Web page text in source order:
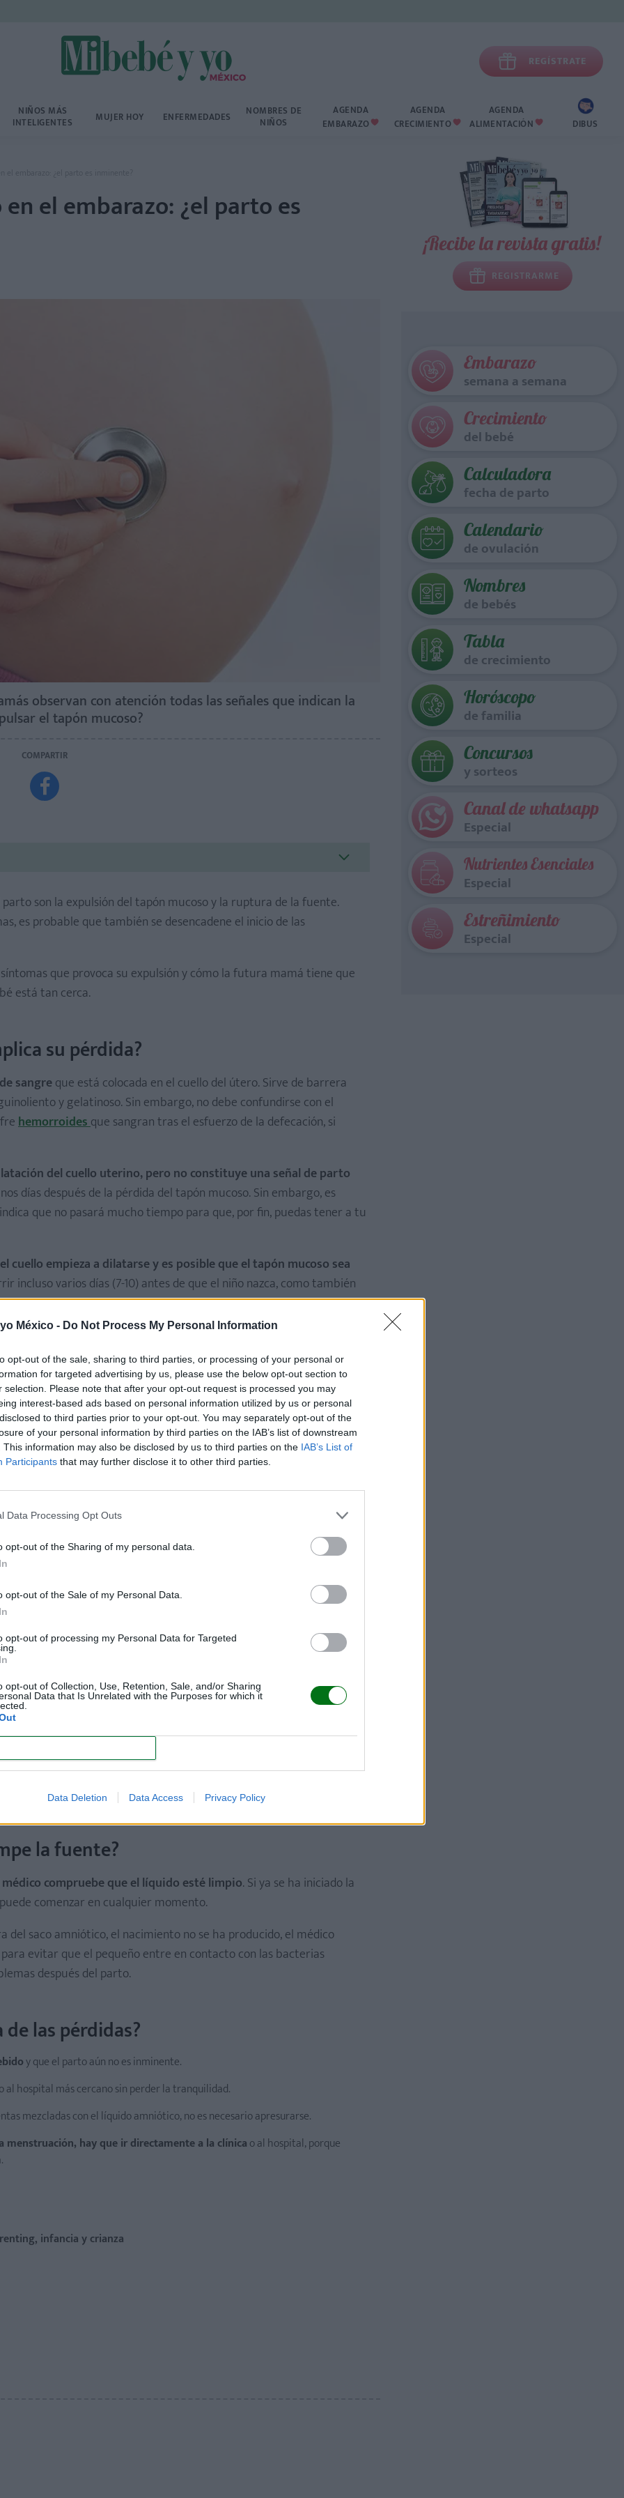
México - Do Not Process My Personal Information
opt-out of the sale, sharing to third parties, or processing of your personal or
for targeted advertising by us, please use the below opt-out section to
selection. Please note that after your opt-out request is processed you may
interest-based ads based on personal information utilized by us or personal
to third parties prior to your opt-out. You may separately opt-out of the
of your personal information by third parties on the IAB’s list of downstream
This information may also be disclosed by us to third parties on the IAB’s List of
Participants that may further disclose it to other third parties.
Data Processing Opt Outs
opt-out of the Sharing of my personal data.
opt-out of the Sale of my Personal Data.
opt-out of processing my Personal Data for Targeted
opt-out of Collection, Use, Retention, Sale, and/or Sharing
Data that Is Unrelated with the Purposes for which it
Data Deletion Data Access Privacy Policy
 REGÍSTRATE
NIÑOS MÁS
INTELIGENTES MUJER HOY ENFERMEDADES NOMBRES DE
NIÑOS
AGENDA
EMBARAZO 
AGENDA
CRECIMIENTO 
AGENDA
ALIMENTACIÓN  DIBUS
el embarazo: ¿el parto es inminente?
el embarazo: ¿el parto es
observan con atención todas las señales que indican la
el tapón mucoso?
COMPARTIR

son la expulsión del tapón mucoso y la ruptura de la fuente.
es probable que también se desencadene el inicio de las
que provoca su expulsión y cómo la futura mamá tiene que
está tan cerca.
su pérdida?
sangreque está colocada en el cuello del útero. Sirve de barrera
y gelatinoso. Sin embargo, no debe confundirse con el
hemorroidesque sangran tras el esfuerzo de la defecación, si
del cuello uterino, pero no constituye una señal de parto
días después de la pérdida del tapón mucoso. Sin embargo, es
que no pasará mucho tiempo para que, por fin, puedas tener a tu
cuello empieza a dilatarse y es posible que el tapón mucoso sea
incluso varios días (7-10) antes de que el niño nazca, como también
poco a poco y pongan en marcha la dilatación.
la fuente?
del parto es la ruptura del saco amniótico (la fuente), que
por la salida a través de la vagina de líquido templado
al niño se comprimen y rompen cuando éste desciende hacia
la fuente?
compruebe que el líquido esté limpio. Si ya se ha iniciado la
comenzar en cualquier momento.
del saco amniótico, el nacimiento no se ha producido, el médico
evitar que el pequeño entre en contacto con las bacterias
después del parto.
las pérdidas?
y que el parto aún no es inminente.
o al hospital más cercano sin perder la tranquilidad.
mezcladas con el líquido amniótico, no es necesario apresurarse.
menstruación, hay que ir directamente a la clínicao al hospital, porque
infancia y crianza
¡Recibe la revista gratis!
REGISTRARME
Embarazo
semana a semana
Crecimiento
del bebé
Calculadora
fecha de parto
Calendario
de ovulación
Nombres
de bebés
Tabla
de crecimiento
Horóscopo
de familia
Concursos
y sorteos
Canal de whatsapp
Especial
Nutrientes Esenciales
Especial
Estreñimiento
Especial